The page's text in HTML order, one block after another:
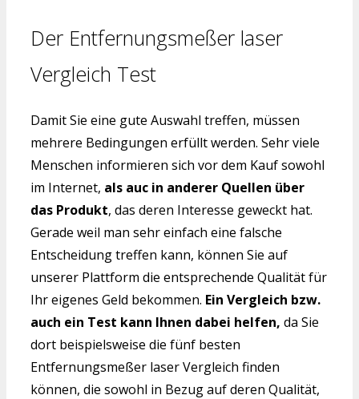
Der Entfernungsmeßer laser
Vergleich Test
Damit Sie eine gute Auswahl treffen, müssen
mehrere Bedingungen erfüllt werden. Sehr viele
Menschen informieren sich vor dem Kauf sowohl
im Internet, als auc in anderer Quellen über
das Produkt, das deren Interesse geweckt hat.
Gerade weil man sehr einfach eine falsche
Entscheidung treffen kann, können Sie auf
unserer Plattform die entsprechende Qualität für
Ihr eigenes Geld bekommen. Ein Vergleich bzw.
auch ein Test kann Ihnen dabei helfen, da Sie
dort beispielsweise die fünf besten
Entfernungsmeßer laser Vergleich finden
können, die sowohl in Bezug auf deren Qualität,